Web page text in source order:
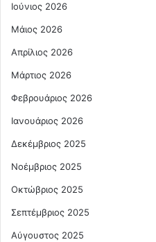
Ιούνιος 2026
Μάιος 2026
Απρίλιος 2026
Μάρτιος 2026
Φεβρουάριος 2026
Ιανουάριος 2026
Δεκέμβριος 2025
Νοέμβριος 2025
Οκτώβριος 2025
Σεπτέμβριος 2025
Αύγουστος 2025